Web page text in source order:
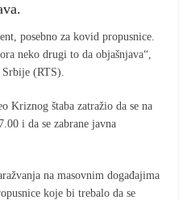
posebno za kovid propusnice.
neko drugi to da objašnjava“,
(RTS).
Kriznog štaba zatražio da se na
i da se zabrane javna
na masovnim događajima
koje bi trebalo da se